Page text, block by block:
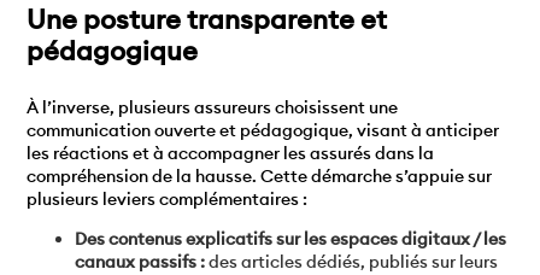
Une posture transparente et
pédagogique
À l’inverse, plusieurs assureurs choisissent une
communication ouverte et pédagogique, visant à anticiper
les réactions et à accompagner les assurés dans la
compréhension de la hausse. Cette démarche s’appuie sur
plusieurs leviers complémentaires :
Des contenus explicatifs sur les espaces digitaux / les
canaux passifs :des articles dédiés, publiés sur leurs